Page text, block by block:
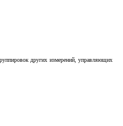
других измерений, управляющих